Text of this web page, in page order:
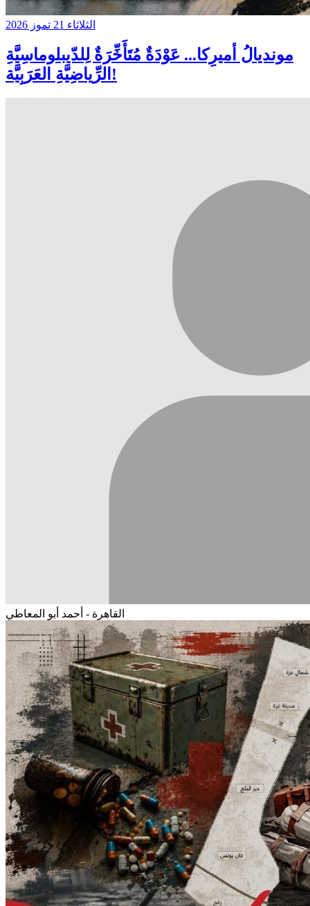
الثلاثاء 21 تموز 2026
مونديالُ أميرِكا... عَوْدَةٌ مُتَأَخِّرَةٌ لِلدّيبلوماسِيَّةِ
الرِّياضِيَّةِ العَرَبِيَّة!
القاهرة - أحمد أبو المعاطي